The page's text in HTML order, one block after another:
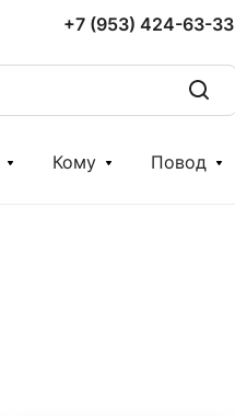
+7 (953) 424-63-33
Кому Повод